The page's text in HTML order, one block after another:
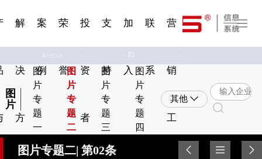
解
决
方
案
例
荣
誉
投
资
者
支
持
加
入
联
系
营
销
工
图
片
图
片
专
题
一
图
片
专
题
二
图
片
专
题
三
图
片
专
题
四
其他
图片专题二| 第02条